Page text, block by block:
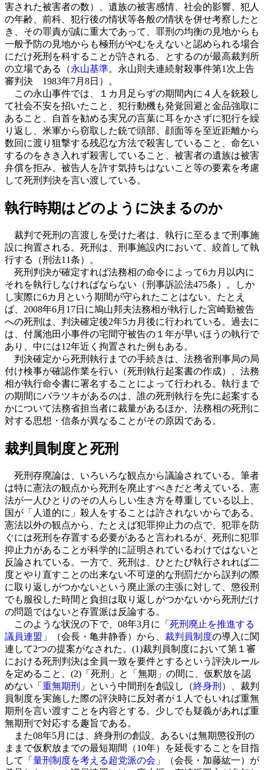
害された被害者の数）、遺族の被害感情、社会的影響、犯人
の年齢、前科、犯行後の情状等各般の情状を併せ考察したと
き、その罪責が誠に重大であって、罪刑の均衡の見地からも
一般予防の見地からも極刑がやむをえないと認められる場合
にだけ死刑を科することが許される、とするのが最高裁判所
の立場である（永山基準。永山則夫連続射殺事件第1次上告
審判決 1983年7月8日）。
この永山事件では、１カ月足らずの期間内に４人を銃殺し
て社会不安を招いたこと、犯行動機も発覚回避と金品強取に
あること、自首を勧める実兄の言葉に耳をかさずに犯行を繰
り返し、米軍から窃取した銃で頭部、顔面等を至近距離から
数回に渡り狙撃する残忍な方法で殺害していること、命乞い
するのをきき入れず殺害していること、被害者の遺族は被害
弁償を拒み、被告人を許す気持ちはないこと等の要素を考慮
して死刑判決を言い渡している。
執行時期はどのように決まるのか
裁判で死刑の言渡しを受けた者は、執行に至るまで刑事施
設に拘置される。死刑は、刑事施設内において、絞首して執
行する（刑法11条）。
死刑判決が確定すれば法務相の命令によって6カ月以内に
それを執行しなければならない（刑事訴訟法475条）。しか
し実際に6カ月という期間が守られたことはない。たとえ
ば、2008年6月17日に鳩山邦夫法務相が執行した宮崎勤被告
への死刑は、判決確定後2年5カ月後に行われている。過去に
は、付属池田小事件の宅間守被告の１年が早いほうの執行で
あり、中には12年近く拘置された例もある。
判決確定から死刑執行までの手続きは、法務省刑事局の局
付け検事が確認作業を行い（死刑執行起案書の作成）、法務
相が執行命令書に署名することによって行われる。執行まで
の期間にバラツキがあるのは、誰の死刑執行を先に起案する
かについて法務省担当者に裁量があるほか、法務相の死刑に
対する思想・信条が異なることがその原因である。
裁判員制度と死刑
死刑存廃論は、いろいろな観点から議論されている。筆者
は特に憲法の観点から死刑を廃止すべきだと考えている。憲
法が一人ひとりのその人らしい生き方を尊重している以上、
国が「人道的に」殺人をすることは許されないからである。
憲法以外の観点から、たとえば犯罪抑止力の点で、犯罪を防
ぐには死刑を存置する必要があると言われるが、死刑に犯罪
抑止力があることが科学的に証明されているわけではないと
反論されている。一方で、死刑は、ひとたび執行されれば二
度とやり直すことの出来ない不可逆的な刑罰だから誤判の際
に取り返しがつかないという廃止派の主張に対して、懲役刑
でも服役した時間と負担は取り返しがつかないから死刑だけ
の問題ではないと存置派は反論する。
このような状況の下で、08年3月に「 死刑廃止を推進する
議員連盟 」（会長・亀井静香）から、 裁判員制度の導入に関
連して2つの提案がなされた。(1)裁判員制度において第１審
における死刑判決は全員一致を要件とするという評決ルール
を定めること、(2)「死刑」と「無期」の間に、仮釈放を認
めない「 重無期刑 」という中間刑を創設し（終身刑 ）、裁判
員制度を実施した際の評決時に反対者が１人でもいれば重無
期刑を言い渡すことを内容とする。少しでも疑義があれば重
無期刑で対応する趣旨である。
また08年5月には、終身刑の創設、あるいは無期懲役刑の
ままで仮釈放までの最短期間（10年）を延長することを目指
して「 量刑制度を考える超党派の会 」（会長・加藤紘一）が